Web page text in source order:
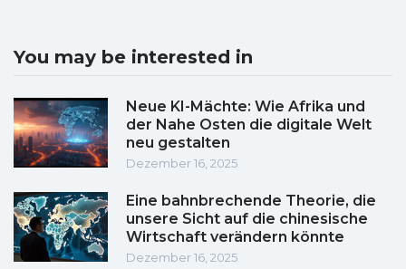
You may be interested in
Neue KI-Mächte: Wie Afrika und
der Nahe Osten die digitale Welt
neu gestalten
Dezember 16, 2025
Eine bahnbrechende Theorie, die
unsere Sicht auf die chinesische
Wirtschaft verändern könnte
Dezember 16, 2025